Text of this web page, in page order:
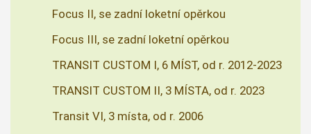
Focus II, se zadní loketní opěrkou
Focus III, se zadní loketní opěrkou
TRANSIT CUSTOM I, 6 MÍST, od r. 2012-2023
TRANSIT CUSTOM II, 3 MÍSTA, od r. 2023
Transit VI, 3 místa, od r. 2006